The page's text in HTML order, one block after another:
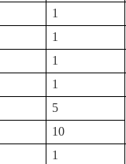
1
1
1
1
5
10
1